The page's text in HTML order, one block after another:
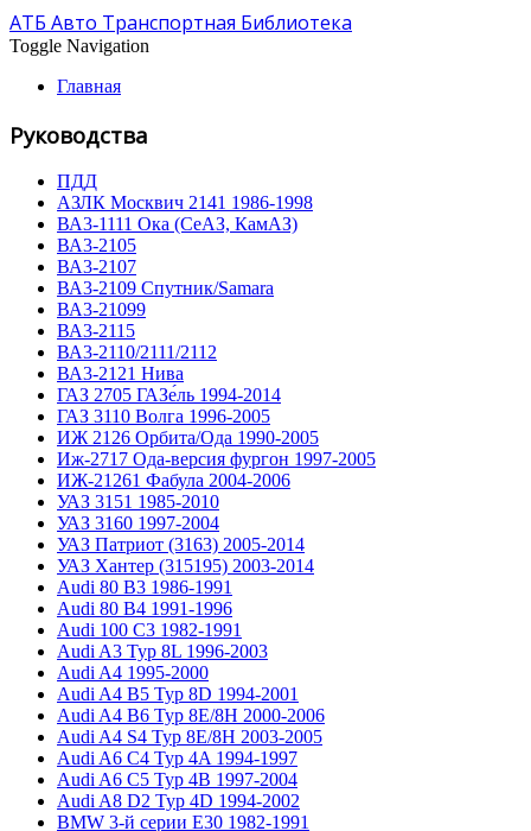
АТБ Авто Транспортная Библиотека
Toggle Navigation
Главная
Руководства
ПДД
АЗЛК Москвич 2141 1986-1998
ВА3-1111 Ока (СеАЗ, КамАЗ)
ВА3-2105
ВА3-2107
ВА3-2109 Спутник/Samara
ВА3-21099
ВА3-2115
ВА3-2110/2111/2112
ВА3-2121 Нива
ГАЗ 2705 ГАЗе́ль 1994-2014
ГАЗ 3110 Волга 1996-2005
ИЖ 2126 Орбита/Ода 1990-2005
Иж-2717 Ода-версия фургон 1997-2005
ИЖ-21261 Фабула 2004-2006
УАЗ 3151 1985-2010
УАЗ 3160 1997-2004
УАЗ Патриот (3163) 2005-2014
УАЗ Хантер (315195) 2003-2014
Audi 80 B3 1986-1991
Audi 80 B4 1991-1996
Audi 100 C3 1982-1991
Audi A3 Typ 8L 1996-2003
Audi A4 1995-2000
Audi A4 B5 Typ 8D 1994-2001
Audi A4 B6 Typ 8E/8H 2000-2006
Audi A4 S4 Typ 8E/8H 2003-2005
Audi A6 C4 Typ 4A 1994-1997
Audi A6 C5 Typ 4B 1997-2004
Audi A8 D2 Typ 4D 1994-2002
BMW 3-й серии E30 1982-1991